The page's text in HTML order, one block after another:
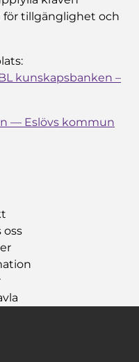
för tillgänglighet och
kunskapsbanken –
— Eslövs kommun
oss